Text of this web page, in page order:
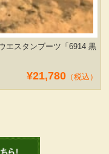
エスタンブーツ「6914 黒
¥21,780（税込）